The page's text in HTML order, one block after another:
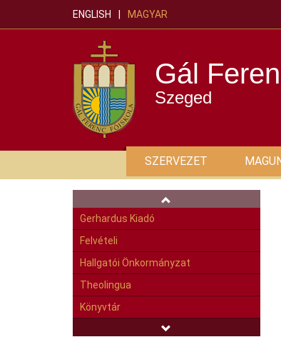
ENGLISH MAGYAR
Gál
Szeged
SZERVEZET
Gerhardus Kiadó
Felvételi
Hallgatói Önkormányzat
Theolingua
Könyvtár
Egészségnevelési- és Sport Intézet